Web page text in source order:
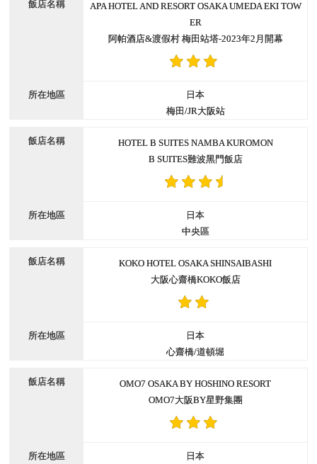
APA HOTEL AND RESORT OSAKA UMEDA EKI TOW
ER
阿帕酒店&渡假村 梅田站塔-2023年2月開幕
日本
梅田/JR大阪站
HOTEL B SUITES NAMBA KUROMON
B SUITES難波黑門飯店
日本
中央區
KOKO HOTEL OSAKA SHINSAIBASHI
大阪心齋橋KOKO飯店
日本
心齋橋/道頓堀
OMO7 OSAKA BY HOSHINO RESORT
OMO7大阪BY星野集團
日本